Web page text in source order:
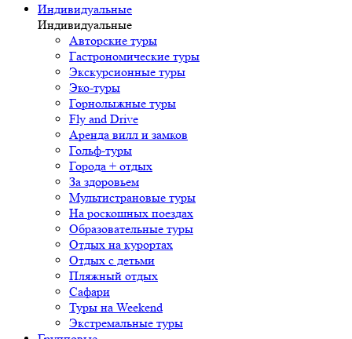
Индивидуальные
Индивидуальные
Авторские туры
Гастрономические туры
Экскурсионные туры
Эко-туры
Горнолыжные туры
Fly and Drive
Аренда вилл и замков
Гольф-туры
Города + отдых
За здоровьем
Мультистрановые туры
На роскошных поездах
Образовательные туры
Отдых на курортах
Отдых с детьми
Пляжный отдых
Сафари
Туры на Weekend
Экстремальные туры